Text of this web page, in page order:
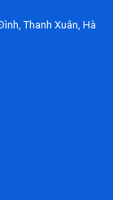
Thanh Xuân, Hà